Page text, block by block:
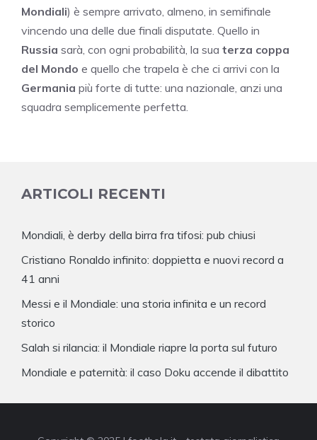
Mondiali) è sempre arrivato, almeno, in semifinale
vincendo una delle due finali disputate. Quello in
Russia sarà, con ogni probabilità, la sua terza coppa
del Mondo e quello che trapela è che ci arrivi con la
Germania più forte di tutte: una nazionale, anzi una
squadra semplicemente perfetta.
ARTICOLI RECENTI
Mondiali, è derby della birra fra tifosi: pub chiusi
Cristiano Ronaldo infinito: doppietta e nuovi record a
41 anni
Messi e il Mondiale: una storia infinita e un record
storico
Salah si rilancia: il Mondiale riapre la porta sul futuro
Mondiale e paternità: il caso Doku accende il dibattito